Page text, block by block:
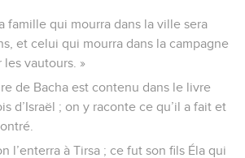
famille qui mourra dans la ville sera
et celui qui mourra dans la campagne
vautours. »
de Bacha est contenu dans le livre
d’Israël ; on y raconte ce qu’il a fait et
l’enterra à Tirsa ; ce fut son fils Éla qui